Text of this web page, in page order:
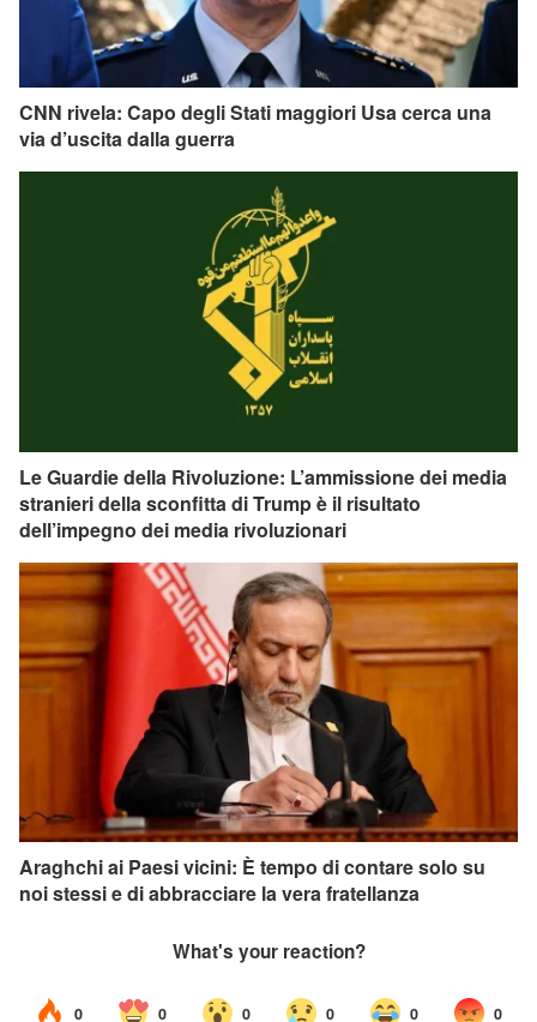
CNN rivela: Capo degli Stati maggiori Usa cerca una
via d’uscita dalla guerra
Le Guardie della Rivoluzione: L’ammissione dei media
stranieri della sconfitta di Trump è il risultato
dell’impegno dei media rivoluzionari
Araghchi ai Paesi vicini: È tempo di contare solo su
noi stessi e di abbracciare la vera fratellanza